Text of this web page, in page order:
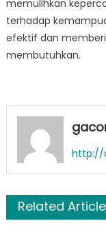
memulihkan
terhadap
efektif dan
membutuhkan.
http://
Related